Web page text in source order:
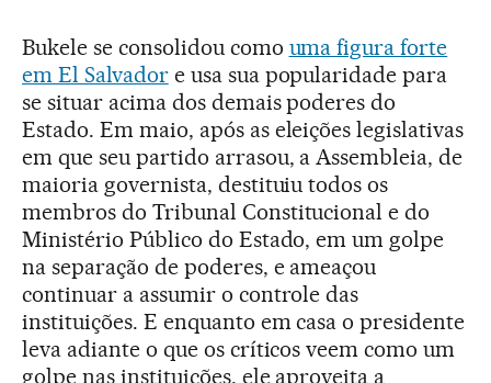
Bukele se consolidou como uma figura forte
em El Salvadore usa sua popularidade para
se situar acima dos demais poderes do
Estado. Em maio, após as eleições legislativas
em que seu partido arrasou, a Assembleia, de
maioria governista, destituiu todos os
membros do Tribunal Constitucional e do
Ministério Público do Estado, em um golpe
na separação de poderes, e ameaçou
continuar a assumir o controle das
instituições. E enquanto em casa o presidente
leva adiante o que os críticos veem como um
golpe nas instituições, ele aproveita a